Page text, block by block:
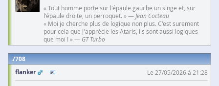
« Tout homme porte sur l'épaule gauche un singe et, sur
l'épaule droite, un perroquet. » —Jean Cocteau
« Moi je cherche plus de logique non plus. C'est surement
pour cela que j'apprécie les Ataris, ils sont aussi logiques
que moi ! » — GT Turbo
708
flanker
Le 27/05/2026 à 21:28